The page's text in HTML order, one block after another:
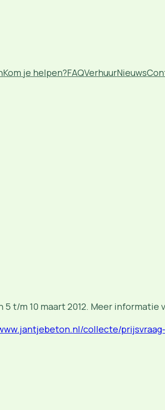
Kom je helpen?FAQVerhuurNieuws
t/m 10 maart 2012. Meer informatie
collecte/